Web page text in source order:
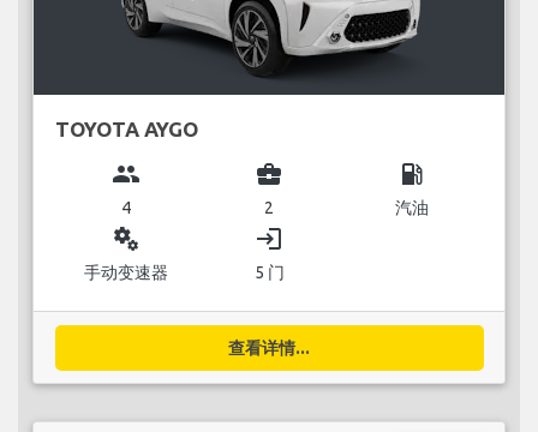
TOYOTA AYGO
group
4
business_center
2
local_gas_station
汽油
miscellaneous_services
手动变速器
login
5 门
查看详情...